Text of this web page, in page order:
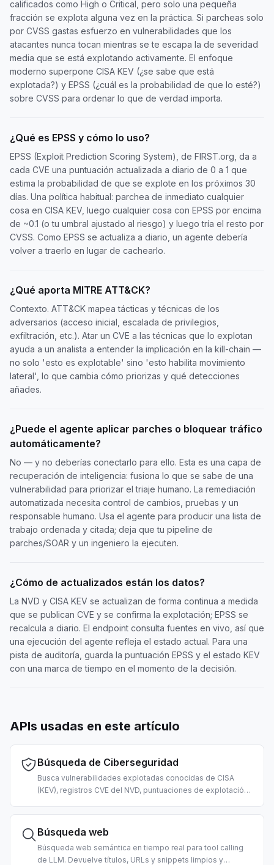
calificados como High o Critical, pero solo una pequeña
fracción se explota alguna vez en la práctica. Si parcheas solo
por CVSS gastas esfuerzo en vulnerabilidades que los
atacantes nunca tocan mientras se te escapa la de severidad
media que se está explotando activamente. El enfoque
moderno superpone CISA KEV (¿se sabe que está
explotada?) y EPSS (¿cuál es la probabilidad de que lo esté?)
sobre CVSS para ordenar lo que de verdad importa.
¿Qué es EPSS y cómo lo uso?
EPSS (Exploit Prediction Scoring System), de FIRST.org, da a
cada CVE una puntuación actualizada a diario de 0 a 1 que
estima la probabilidad de que se explote en los próximos 30
días. Una política habitual: parchea de inmediato cualquier
cosa en CISA KEV, luego cualquier cosa con EPSS por encima
de ~0.1 (o tu umbral ajustado al riesgo) y luego tría el resto por
CVSS. Como EPSS se actualiza a diario, un agente debería
volver a traerlo en lugar de cachearlo.
¿Qué aporta MITRE ATT&CK?
Contexto. ATT&CK mapea tácticas y técnicas de los
adversarios (acceso inicial, escalada de privilegios,
exfiltración, etc.). Atar un CVE a las técnicas que lo explotan
ayuda a un analista a entender la implicación en la kill-chain —
no solo 'esto es explotable' sino 'esto habilita movimiento
lateral', lo que cambia cómo priorizas y qué detecciones
añades.
¿Puede el agente aplicar parches o bloquear tráfico
automáticamente?
No — y no deberías conectarlo para ello. Esta es una capa de
recuperación de inteligencia: fusiona lo que se sabe de una
vulnerabilidad para priorizar el triaje humano. La remediación
automatizada necesita control de cambios, pruebas y un
responsable humano. Usa el agente para producir una lista de
trabajo ordenada y citada; deja que tu pipeline de
parches/SOAR y un ingeniero la ejecuten.
¿Cómo de actualizados están los datos?
La NVD y CISA KEV se actualizan de forma continua a medida
que se publican CVE y se confirma la explotación; EPSS se
recalcula a diario. El endpoint consulta fuentes en vivo, así que
una ejecución del agente refleja el estado actual. Para una
pista de auditoría, guarda la puntuación EPSS y el estado KEV
con una marca de tiempo en el momento de la decisión.
APIs usadas en este artículo
Búsqueda de Ciberseguridad
Busca vulnerabilidades explotadas conocidas de CISA
(KEV), registros CVE del NVD, puntuaciones de explotación
vulnerabilidades, inteligencia de amenazas y operaciones
de seguridad con IA.
Búsqueda web
Búsqueda web semántica en tiempo real para tool calling
de LLM. Devuelve títulos, URLs y snippets limpios y